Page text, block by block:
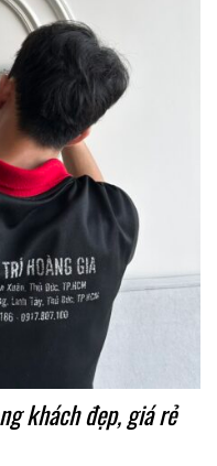
khách đẹp, giá rẻ